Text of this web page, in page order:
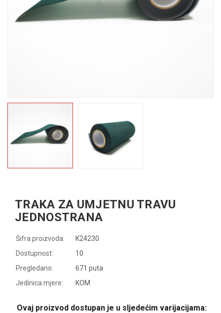
TRAKA ZA UMJETNU TRAVU
JEDNOSTRANA
Šifra proizvoda:
K24230
Dostupnost:
10
Pregledano:
671 puta
Jedinica mjere:
KOM
Ovaj proizvod dostupan je u sljedećim varijacijama: